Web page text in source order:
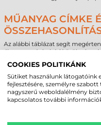
MŰANYAG CÍMKE
Az alábbi táblázat segít
élettartamát beltéri
Alapanyag típusa
Papír
1–3
Direkt termál
6–18
Műanyag
5–10
COOKIES POLITIKÁNK
Sütiket használunk látogatóink
fejlesztésére, személyre
nagyszerű weboldalélmény
kapcsolatos további